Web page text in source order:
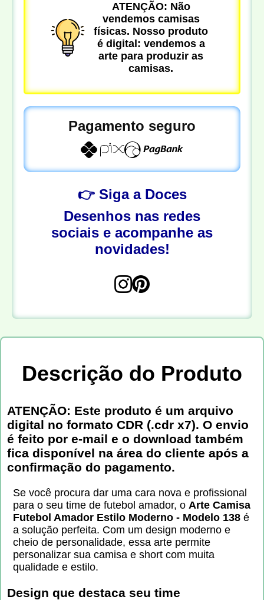
ATENÇÃO: Não
vendemos camisas
físicas. Nosso produto
é digital: vendemos a
arte para produzir as
camisas.
Pagamento seguro
👉 Siga a Doces
Desenhos nas redes
sociais e acompanhe as
novidades!
Descrição do Produto
ATENÇÃO: Este produto é um arquivo
digital no formato CDR (.cdr x7). O envio
é feito por e-mail e o download também
fica disponível na área do cliente após a
confirmação do pagamento.
Se você procura dar uma cara nova e profissional
para o seu time de futebol amador, o Arte Camisa
Futebol Amador Estilo Moderno - Modelo 138 é
a solução perfeita. Com um design moderno e
cheio de personalidade, essa arte permite
personalizar sua camisa e short com muita
qualidade e estilo.
Design que destaca seu time